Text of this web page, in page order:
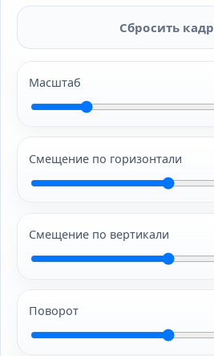
Сбросить кадр
Масштаб
Смещение по горизонтали
Смещение по вертикали
Поворот